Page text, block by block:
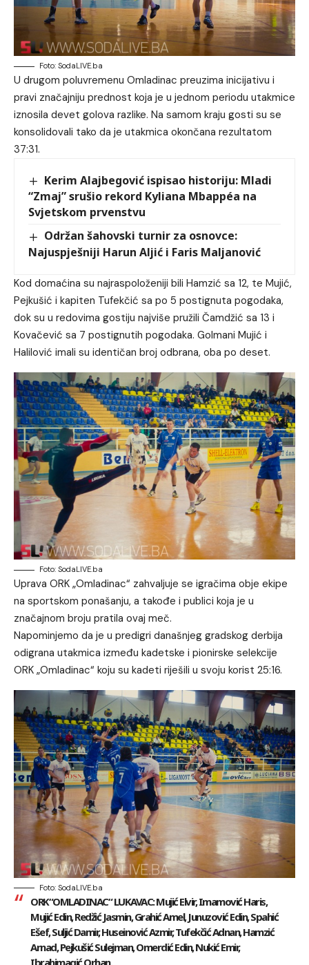
Foto: SodaLIVE.ba
U drugom poluvremenu Omladinac preuzima inicijativu i
pravi značajniju prednost koja je u jednom periodu utakmice
iznosila devet golova razlike. Na samom kraju gosti su se
konsolidovali tako da je utakmica okončana rezultatom
37:31.
Kerim Alajbegović ispisao historiju: Mladi
“Zmaj” srušio rekord Kyliana Mbappéa na
Svjetskom prvenstvu
Održan šahovski turnir za osnovce:
Najuspješniji Harun Aljić i Faris Maljanović
Kod domaćina su najraspoloženiji bili Hamzić sa 12, te Mujić,
Pejkušić i kapiten Tufekčić sa po 5 postignuta pogodaka,
dok su u redovima gostiju najviše pružili Čamdžić sa 13 i
Kovačević sa 7 postignutih pogodaka. Golmani Mujić i
Halilović imali su identičan broj odbrana, oba po deset.
Foto: SodaLIVE.ba
Uprava ORK „Omladinac“ zahvaljuje se igračima obje ekipe
na sportskom ponašanju, a takođe i publici koja je u
značajnom broju pratila ovaj meč.
Napominjemo da je u predigri današnjeg gradskog derbija
odigrana utakmica između kadetske i pionirske selekcije
ORK „Omladinac“ koju su kadeti riješili u svoju korist 25:16.
Foto: SodaLIVE.ba
ORK“OMLADINAC“ LUKAVAC:Mujić Elvir, Imamović Haris,
Mujić Edin, Redžić Jasmin, Grahić Amel, Junuzović Edin, Spahić
Ešef, Suljić Damir, Huseinović Azmir, Tufekčić Adnan, Hamzić
Arnad, Pejkušić Sulejman, Omerdić Edin, Nukić Emir,
Ibrahimagić Orhan.